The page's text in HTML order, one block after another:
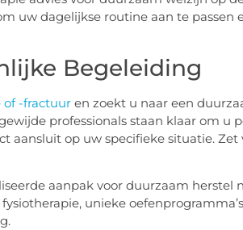
uw dagelijkse routine aan te passen
Begeleiding
of -fractuur en zoekt u naar een
professionals staan klaar om u
aansluit op uw specifieke situatie. Zet
aanpak voor duurzaam herstel
unieke